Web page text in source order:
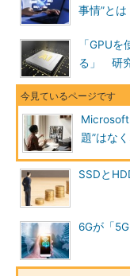
事情”とは
「GPU
る」 研
Microsoft
題”はな
SSDと
6Gが「